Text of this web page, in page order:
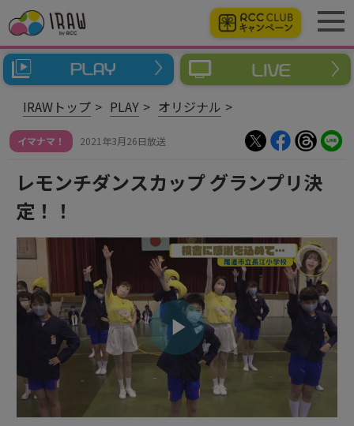
IRAWトップ PLAY オリジナル
イマナマ！ 2021年3月26日放送
レモンチダンスカップ グランプリ決
定！！
ビ
デ